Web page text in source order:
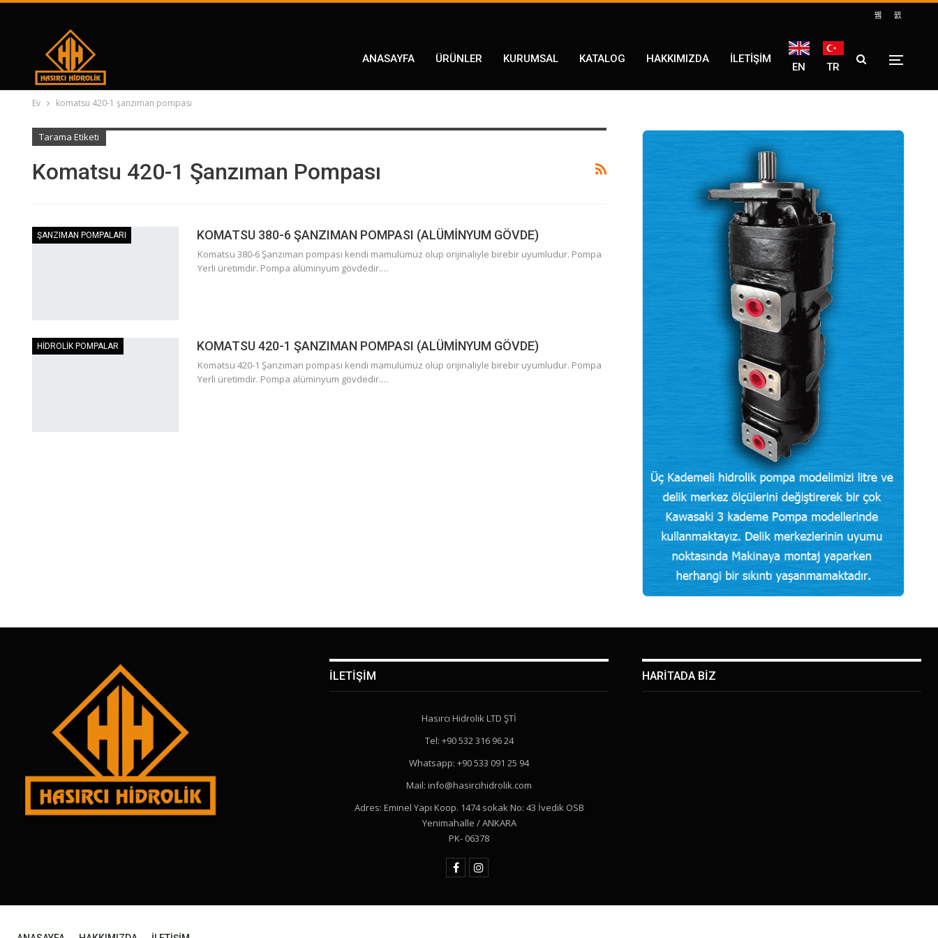
ANASAYFA ÜRÜNLER KURUMSAL KATALOG HAKKIMIZDA İLETİŞİM
EN TR
Ev komatsu 420-1 şanzıman pompası
Tarama Etiketi
Komatsu 420-1 Şanzıman Pompası
ŞANZIMAN POMPALARI KOMATSU 380-6 ŞANZIMAN POMPASI (ALÜMİNYUM GÖVDE)
Komatsu 380-6 Şanzıman pompası kendi mamulümüz olup orijinaliyle birebir uyumludur. Pompa
Yerli üretimdir. Pompa alüminyum gövdedir.…
HİDROLİK POMPALAR KOMATSU 420-1 ŞANZIMAN POMPASI (ALÜMİNYUM GÖVDE)
Komatsu 420-1 Şanzıman pompası kendi mamulümüz olup orijinaliyle birebir uyumludur. Pompa
Yerli üretimdir. Pompa alüminyum gövdedir.…
İLETIŞIM
Hasırcı Hidrolik LTD ŞTİ
Tel: +90 532 316 96 24
Whatsapp: +90 533 091 25 94
Mail: info@hasircihidrolik.com
Adres: Eminel Yapı Koop. 1474 sokak No: 43 İvedik OSB
Yenimahalle / ANKARA
PK- 06378
HARİTADA BİZ